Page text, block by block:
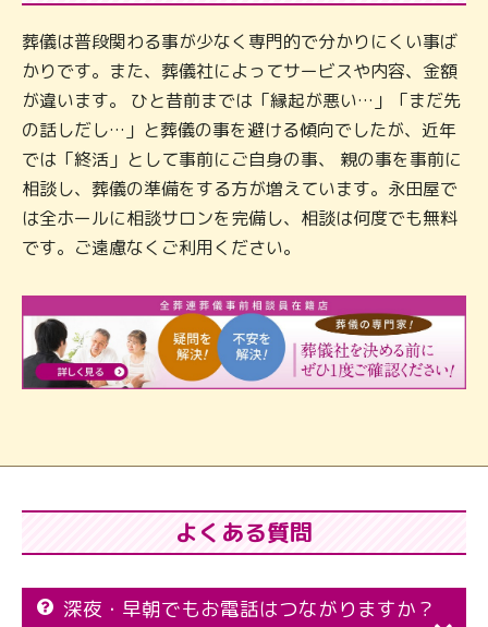
葬儀は普段関わる事が少なく専門的で分かりにくい事ば
かりです。また、葬儀社によってサービスや内容、金額
が違います。 ひと昔前までは「縁起が悪い…」「まだ先
の話しだし…」と葬儀の事を避ける傾向でしたが、近年
では「終活」として事前にご自身の事、 親の事を事前に
相談し、葬儀の準備をする方が増えています。永田屋で
は全ホールに相談サロンを完備し、相談は何度でも無料
です。ご遠慮なくご利用ください。
よくある質問
深夜・早朝でもお電話はつながりますか？